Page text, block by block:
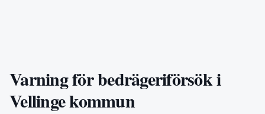
Varning för bedrägeriförsök i
Vellinge kommun